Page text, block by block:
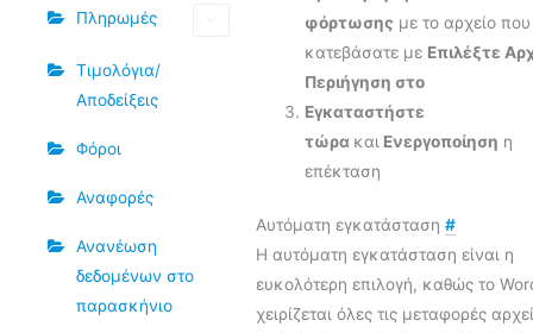
Πληρωμές
Τιμολόγια/
Αποδείξεις
Φόροι
Αναφορές
Ανανέωση
δεδομένων στο
παρασκήνιο
φόρτωσης με το αρχείο που
κατεβάσατε με Επιλέξτε
Περιήγηση στο
Εγκαταστήστε
τώρα και Ενεργοποίηση η
επέκταση
Αυτόματη εγκατάσταση #
Η αυτόματη εγκατάσταση είναι η
ευκολότερη επιλογή, καθώς το
χειρίζεται όλες τις μεταφορές